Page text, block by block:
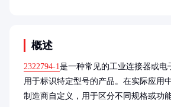
概述
2322794-1是一种常见的工业连接器或电
用于标识特定型号的产品。在实际应用
制造商自定义，用于区分不同规格或功